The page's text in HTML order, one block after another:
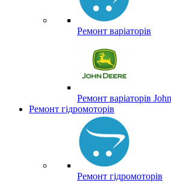
Ремонт варіаторів
Ремонт варіаторів
Ремонт гідромоторів
Ремонт гідромоторів